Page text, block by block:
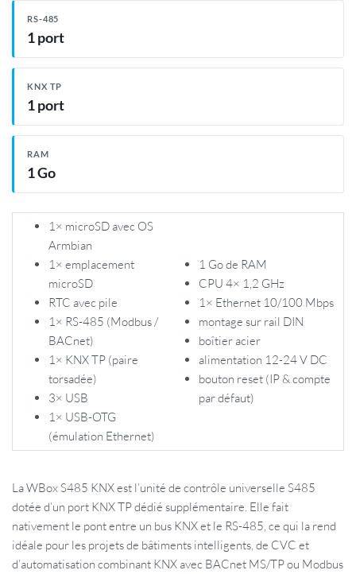
RS-485
1 port
KNX TP
1 port
RAM
1 Go
1× microSD avec OS
Armbian
1× emplacement
microSD
RTC avec pile
1× RS-485 (Modbus /
BACnet)
1× KNX TP (paire
torsadée)
3× USB
1× USB-OTG
(émulation Ethernet)
1 Go de RAM
CPU 4× 1,2 GHz
1× Ethernet 10/100 Mbps
montage sur rail DIN
boîtier acier
alimentation 12-24 V DC
bouton reset (IP & compte
par défaut)
La WBox S485 KNX est l’unité de contrôle universelle S485
dotée d’un port KNX TP dédié supplémentaire. Elle fait
nativement le pont entre un bus KNX et le RS-485, ce qui la rend
idéale pour les projets de bâtiments intelligents, de CVC et
d’automatisation combinant KNX avec BACnet MS/TP ou Modbus